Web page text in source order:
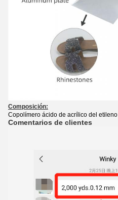
Composición:
Copolímero ácido de acrílico del etileno
Comentarios de clientes